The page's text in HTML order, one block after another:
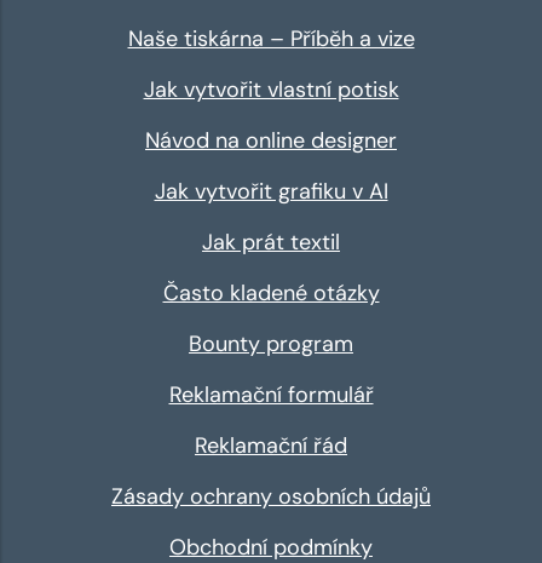
Naše tiskárna – Příběh a vize
Jak vytvořit vlastní potisk
Návod na online designer
Jak vytvořit grafiku v AI
Jak prát textil
Často kladené otázky
Bounty program
Reklamační formulář
Reklamační řád
Zásady ochrany osobních údajů
Obchodní podmínky